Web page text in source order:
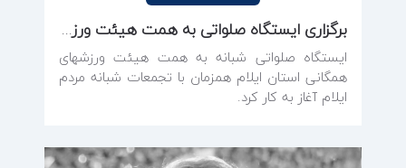
برگزاری ایستگاه صلواتی به همت هیئت ورزش‌های همگانی ایلام
ایستگاه صلواتی شبانه به همت هیئت ورزشهای
همگانی استان ایلام همزمان با تجمعات شبانه مردم
ایلام آغاز به کار کرد.